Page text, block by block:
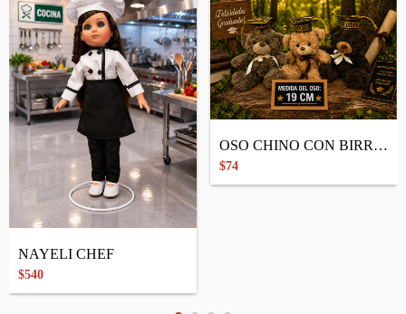
NAYELI CHEF
$540
OSO CHINO CON BIRRETE
$74